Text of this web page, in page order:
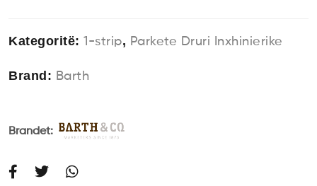
Kategoritë: 1-strip, Parkete Druri Inxhinierike
Brand: Barth
Brandet: